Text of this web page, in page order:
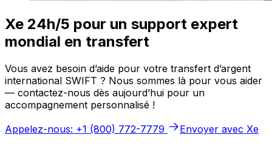
Xe 24h/5 pour un support expert
mondial en transfert
Vous avez besoin d’aide pour votre transfert d’argent
international SWIFT ? Nous sommes là pour vous aider
— contactez-nous dès aujourd’hui pour un
accompagnement personnalisé !
Appelez-nous: +1 (800) 772-7779
Envoyer avec Xe